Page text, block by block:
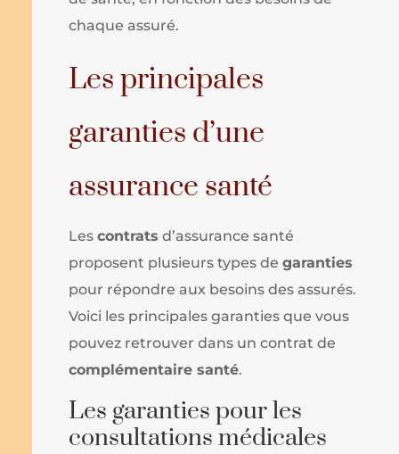
chaque assuré.
Les principales
garanties d’une
assurance santé
Lescontrats d’assurance santé
proposent plusieurs types degaranties
pour répondre aux besoins des assurés.
Voici les principales garanties que vous
pouvez retrouver dans un contrat de
complémentaire santé.
Les garanties pour les
consultations médicales